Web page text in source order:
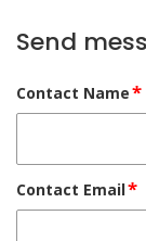
Send
Contact Name*
Contact Email*